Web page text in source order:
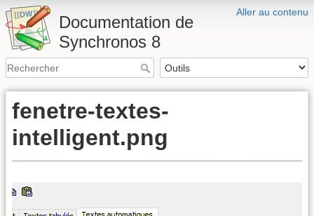
Aller au contenu
Documentation de
Synchronos 8
fenetre-textes-
intelligent.png